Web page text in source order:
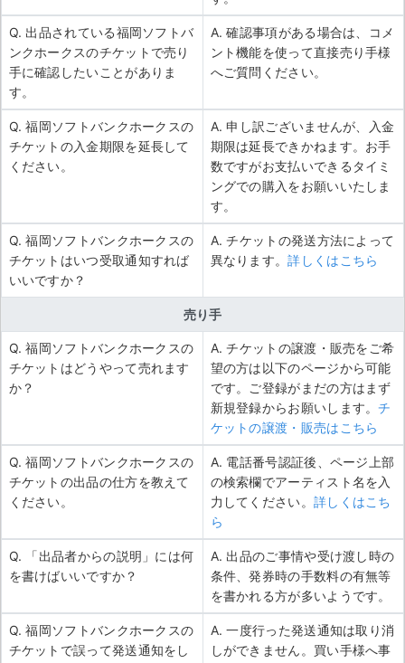
Q. 出品されている福岡ソフトバ
ンクホークスのチケットで売り
手に確認したいことがありま
す。
A. 確認事項がある場合は、コメ
ント機能を使って直接売り手様
へご質問ください。
Q. 福岡ソフトバンクホークスの
チケットの入金期限を延長して
ください。
A. 申し訳ございませんが、入金
期限は延長できかねます。お手
数ですがお支払いできるタイミ
ングでの購入をお願いいたしま
す。
Q. 福岡ソフトバンクホークスの
チケットはいつ受取通知すれば
いいですか？
A. チケットの発送方法によって
異なります。詳しくはこちら
売り手
Q. 福岡ソフトバンクホークスの
チケットはどうやって売れます
か？
A. チケットの譲渡・販売をご希
望の方は以下のページから可能
です。ご登録がまだの方はまず
新規登録からお願いします。チ
ケットの譲渡・販売はこちら
Q. 福岡ソフトバンクホークスの
チケットの出品の仕方を教えて
ください。
A. 電話番号認証後、ページ上部
の検索欄でアーティスト名を入
力してください。 詳しくはこち
ら
Q. 「出品者からの説明」には何
を書けばいいですか？
A. 出品のご事情や受け渡し時の
条件、発券時の手数料の有無等
を書かれる方が多いようです。
Q. 福岡ソフトバンクホークスの
チケットで誤って発送通知をし
A. 一度行った発送通知は取り消
しができません。買い手様へ事